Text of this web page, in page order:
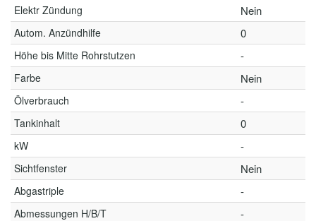
Elektr Zündung Nein
Autom. Anzündhilfe 0
Höhe bis Mitte Rohrstutzen -
Farbe Nein
Ölverbrauch -
Tankinhalt 0
kW -
Sichtfenster Nein
Abgastriple -
Abmessungen H/B/T -